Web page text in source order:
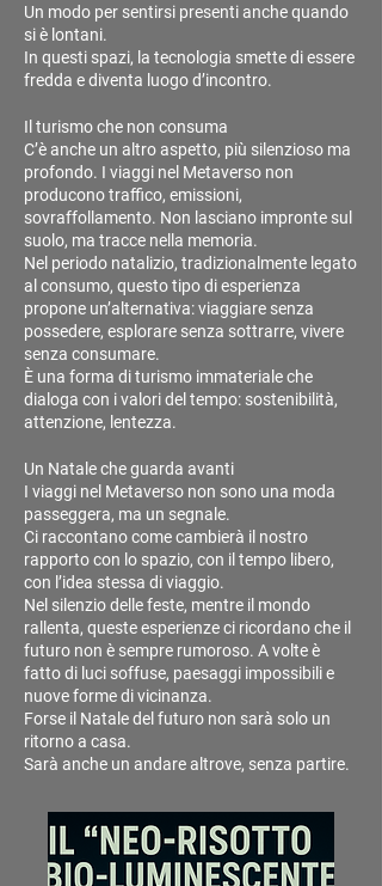
Un modo per sentirsi presenti anche quando
si è lontani.
In questi spazi, la tecnologia smette di essere
fredda e diventa luogo d’incontro.
Il turismo che non consuma
C’è anche un altro aspetto, più silenzioso ma
profondo. I viaggi nel Metaverso non
producono traffico, emissioni,
sovraffollamento. Non lasciano impronte sul
suolo, ma tracce nella memoria.
Nel periodo natalizio, tradizionalmente legato
al consumo, questo tipo di esperienza
propone un’alternativa: viaggiare senza
possedere, esplorare senza sottrarre, vivere
senza consumare.
È una forma di turismo immateriale che
dialoga con i valori del tempo: sostenibilità,
attenzione, lentezza.
Un Natale che guarda avanti
I viaggi nel Metaverso non sono una moda
passeggera, ma un segnale.
Ci raccontano come cambierà il nostro
rapporto con lo spazio, con il tempo libero,
con l’idea stessa di viaggio.
Nel silenzio delle feste, mentre il mondo
rallenta, queste esperienze ci ricordano che il
futuro non è sempre rumoroso. A volte è
fatto di luci soffuse, paesaggi impossibili e
nuove forme di vicinanza.
Forse il Natale del futuro non sarà solo un
ritorno a casa.
Sarà anche un andare altrove, senza partire.